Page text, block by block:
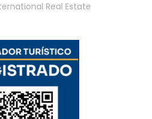
Real Estate